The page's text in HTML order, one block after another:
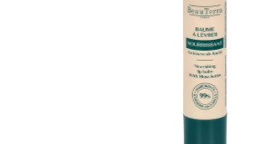
Herztherapie
Kompressionsstrümpfe
Raucherentwöhnung